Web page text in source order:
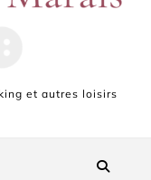
et autres loisirs